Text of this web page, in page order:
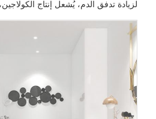
لزيادة تدفق الدم، يُشعل إنتاج